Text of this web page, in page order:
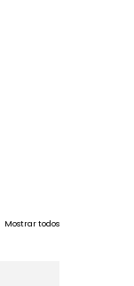
Mostrar todos